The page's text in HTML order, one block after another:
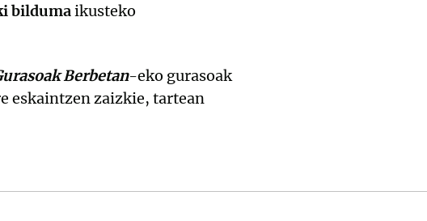
bildumaikusteko
Berbetan-eko gurasoak
eskaintzen zaizkie, tartean